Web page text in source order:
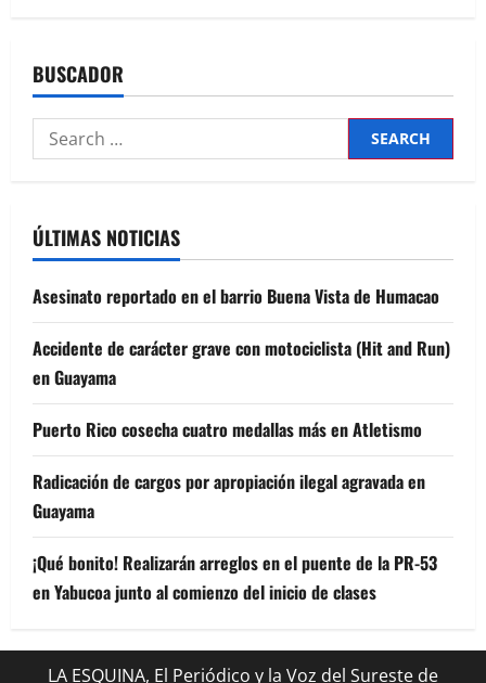
BUSCADOR
Search
for:
ÚLTIMAS NOTICIAS
Asesinato reportado en el barrio Buena Vista de Humacao
Accidente de carácter grave con motociclista (Hit and Run)
en Guayama
Puerto Rico cosecha cuatro medallas más en Atletismo
Radicación de cargos por apropiación ilegal agravada en
Guayama
¡Qué bonito! Realizarán arreglos en el puente de la PR-53
en Yabucoa junto al comienzo del inicio de clases
LA ESQUINA, El Periódico y la Voz del Sureste de